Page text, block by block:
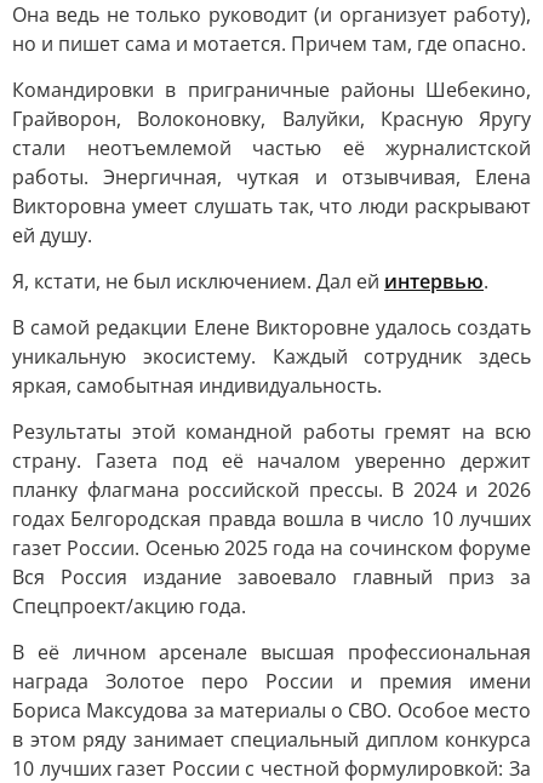
Она ведь не только руководит (и организует работу),
но и пишет сама и мотается. Причем там, где опасно.
Командировки в приграничные районы Шебекино,
Грайворон, Волоконовку, Валуйки, Красную Яругу
стали неотъемлемой частью её журналистской
работы. Энергичная, чуткая и отзывчивая, Елена
Викторовна умеет слушать так, что люди раскрывают
ей душу.
Я, кстати, не был исключением. Дал ей интервью.
В самой редакции Елене Викторовне удалось создать
уникальную экосистему. Каждый сотрудник здесь
яркая, самобытная индивидуальность.
Результаты этой командной работы гремят на всю
страну. Газета под её началом уверенно держит
планку флагмана российской прессы. В 2024 и 2026
годах Белгородская правда вошла в число 10 лучших
газет России. Осенью 2025 года на сочинском форуме
Вся Россия издание завоевало главный приз за
Спецпроект/акцию года.
В её личном арсенале высшая профессиональная
награда Золотое перо России и премия имени
Бориса Максудова за материалы о СВО. Особое место
в этом ряду занимает специальный диплом конкурса
10 лучших газет России с честной формулировкой: За